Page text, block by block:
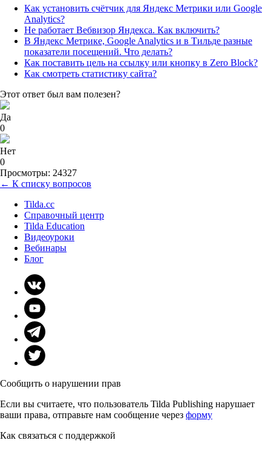
Как установить счётчик для Яндекс Метрики или Google
Analytics?
Не работает Вебвизор Яндекса. Как включить?
В Яндекс Метрике, Google Analytics и в Тильде разные
показатели посещений. Что делать?
Как поставить цель на ссылку или кнопку в Zero Block?
Как смотреть статистику сайта?
Этот ответ был вам полезен?
Да
0
Нет
0
Просмотры: 24327
← К списку вопросов
Tilda.cc
Справочный центр
Tilda Education
Видеоуроки
Вебинары
Блог
Сообщить о нарушении прав
Если вы считаете, что пользователь Tilda Publishing нарушает
ваши права, отправьте нам сообщение через форму
Как связаться с поддержкой